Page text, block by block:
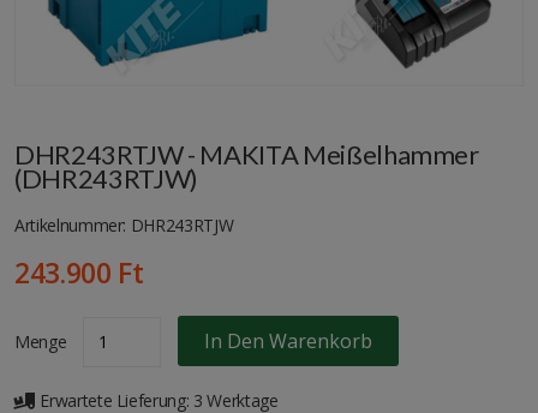
DHR243RTJW - MAKITA Meißelhammer
(DHR243RTJW)
Artikelnummer: DHR243RTJW
243.900 Ft
Menge In Den Warenkorb
Erwartete Lieferung: 3 Werktage